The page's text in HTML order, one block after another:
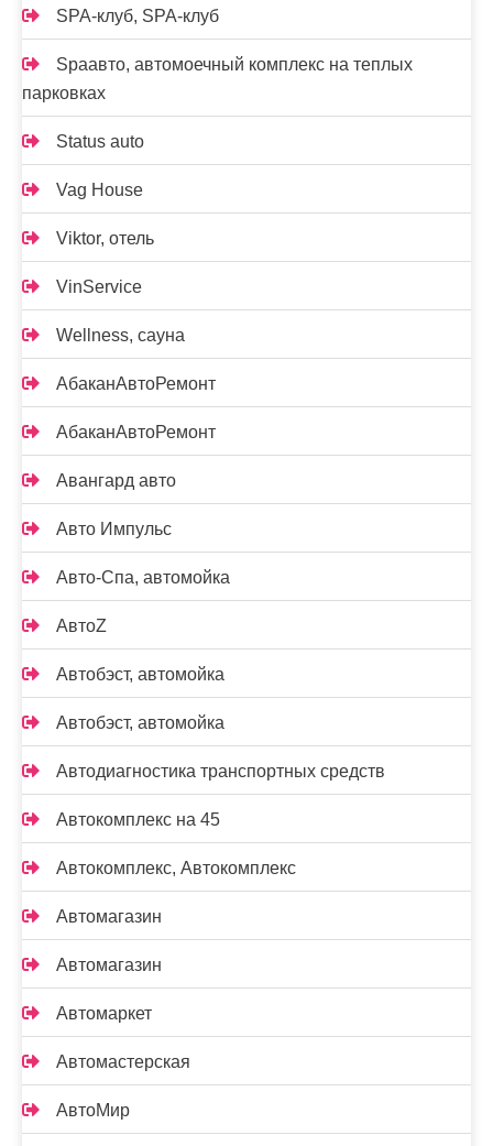
SPA-клуб, SPA-клуб
Spaавто, автомоечный комплекс на теплых
парковках
Status auto
Vag House
Viktor, отель
VinService
Wellness, сауна
АбаканАвтоРемонт
АбаканАвтоРемонт
Авангард авто
Авто Импульс
Авто-Спа, автомойка
АвтоZ
Автобэст, автомойка
Автобэст, автомойка
Автодиагностика транспортных средств
Автокомплекс на 45
Автокомплекс, Автокомплекс
Автомагазин
Автомагазин
Автомаркет
Автомастерская
АвтоМир